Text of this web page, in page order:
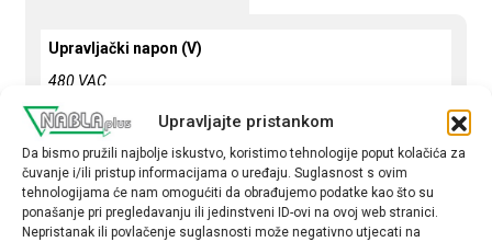
Upravljajte pristankom
Da bismo pružili najbolje iskustvo, koristimo tehnologije poput kolačića za
čuvanje i/ili pristup informacijama o uređaju. Suglasnost s ovim
tehnologijama će nam omogućiti da obrađujemo podatke kao što su
ponašanje pri pregledavanju ili jedinstveni ID-ovi na ovoj web stranici.
Nepristanak ili povlačenje suglasnosti može negativno utjecati na
Upravljački napon (V)
480 VAC
Snaga motora (kW)
11
Nazivna struja (A)
25